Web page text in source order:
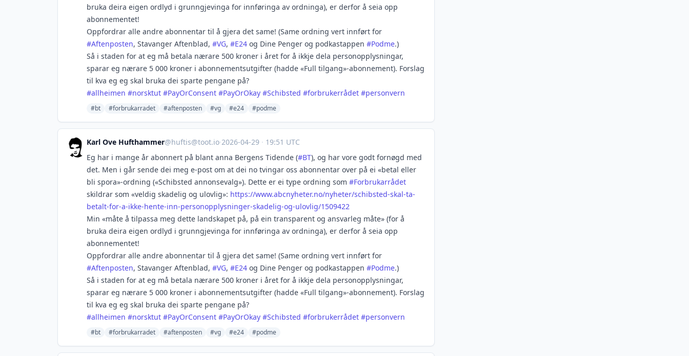
bruka deira eigen ordlyd i grunngjevinga for innføringa av ordninga), er derfor å seia opp
abonnementet!
Oppfordrar alle andre abonnentar til å gjera det same! (Same ordning vert innført for
#Aftenposten, Stavanger Aftenblad, #VG, #E24 og Dine Penger og podkast­appen #Podme.)
Så i staden for at eg må betala nærare 500 kroner i året for å ikkje dela personopplysningar,
sparar eg nærare 5 000 kroner i abonnements­utgifter (hadde «Full tilgang»-abonnement). Forslag
til kva eg eg skal bruka dei sparte pengane på?
#allheimen #norsktut #PayOrConsent #PayOrOkay #Schibsted #forbrukerrådet #personvern
#bt #forbrukarradet #aftenposten #vg #e24 #podme
Karl Ove Hufthammer@huftis@toot.io·2026-04-29 · 19:51 UTC
Eg har i mange år abonnert på blant anna Bergens Tidende (#BT), og har vore godt fornøgd med
det. Men i går sende dei meg e-post om at dei no tvingar oss abonnentar over på ei «betal eller
bli spora»-ordning («Schibsted annonsevalg»). Dette er ei type ordning som #Forbrukarrådet
skildrar som «veldig skadelig og ulovlig»: https://www.abcnyheter.no/nyheter/schibsted-skal-ta-
betalt-for-a-ikke-hente-inn-personopplysninger-skadelig-og-ulovlig/1509422
Min «måte å tilpassa meg dette landskapet på, på ein transparent og ansvarleg måte» (for å
bruka deira eigen ordlyd i grunngjevinga for innføringa av ordninga), er derfor å seia opp
abonnementet!
Oppfordrar alle andre abonnentar til å gjera det same! (Same ordning vert innført for
#Aftenposten, Stavanger Aftenblad, #VG, #E24 og Dine Penger og podkast­appen #Podme.)
Så i staden for at eg må betala nærare 500 kroner i året for å ikkje dela personopplysningar,
sparar eg nærare 5 000 kroner i abonnements­utgifter (hadde «Full tilgang»-abonnement). Forslag
til kva eg eg skal bruka dei sparte pengane på?
#allheimen #norsktut #PayOrConsent #PayOrOkay #Schibsted #forbrukerrådet #personvern
#bt #forbrukarradet #aftenposten #vg #e24 #podme